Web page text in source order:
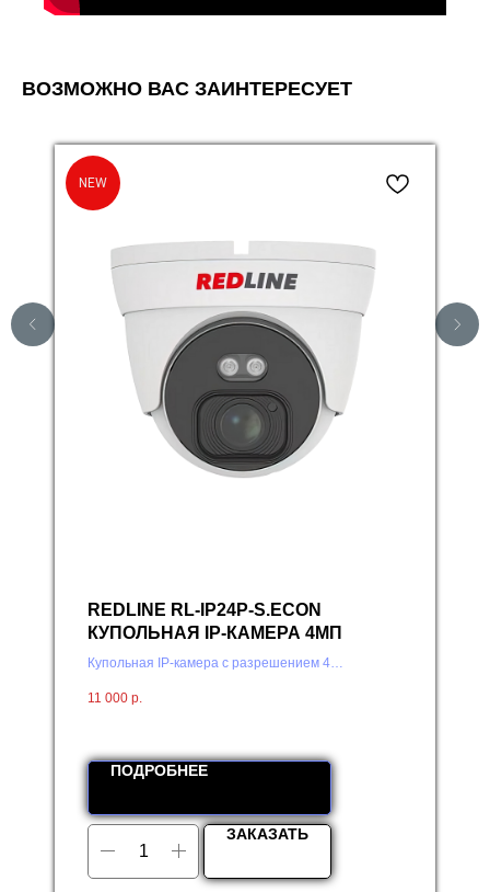
ВОЗМОЖНО ВАС ЗАИНТЕРЕСУЕТ
NEW
REDLINE RL-IP24P-S.ECON
КУПОЛЬНАЯ IP-КАМЕРА 4МП
Купольная IP-камера с разрешением 4
11 000 р.
ПОДРОБНЕЕ
ЗАКАЗАТЬ